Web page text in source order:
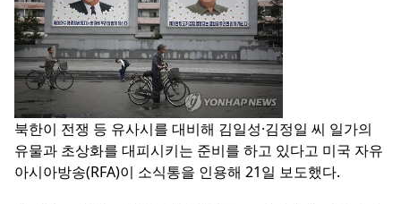
북한이 전쟁 등 유사시를 대비해 김일성·김정일 씨 일가의
유물과 초상화를 대피시키는 준비를 하고 있다고 미국 자유
아시아방송(RFA)이 소식통을 인용해 21일 보도했다.